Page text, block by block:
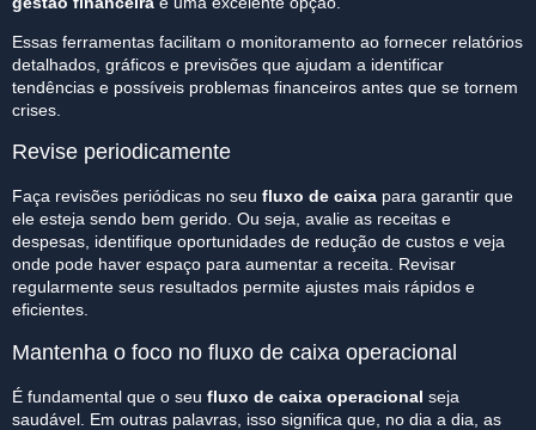
Essas ferramentas facilitam o monitoramento ao fornecer relatórios
detalhados, gráficos e previsões que ajudam a identificar
tendências e possíveis problemas financeiros antes que se tornem
crises.
Revise periodicamente
Faça revisões periódicas no seu fluxo de caixa para garantir que
ele esteja sendo bem gerido. Ou seja, avalie as receitas e
despesas, identifique oportunidades de redução de custos e veja
onde pode haver espaço para aumentar a receita. Revisar
regularmente seus resultados permite ajustes mais rápidos e
eficientes.
Mantenha o foco no fluxo de caixa operacional
É fundamental que o seu fluxo de caixa operacional seja
saudável. Em outras palavras, isso significa que, no dia a dia, as